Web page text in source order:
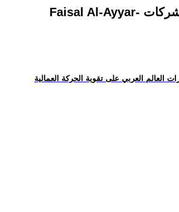
Faisal Al-Ayyar- شخصية أفلست شركات
- تأثير ثورات العالم العربي على تقوية الحركة العمالية